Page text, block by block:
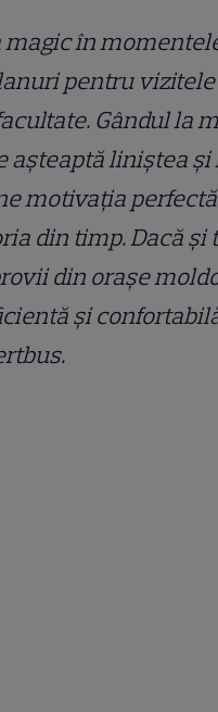
în
pentru vizitele
Gândul la
așteaptă liniștea
motivația
din timp. Dacă și
din orașe
și